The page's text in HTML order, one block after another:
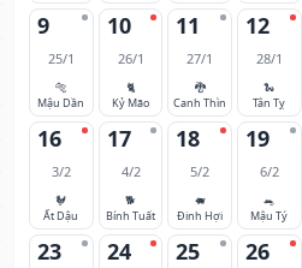
9
25/1
🐅
Mậu Dần
10
26/1
🐈
Kỷ Mão
11
27/1
🐉
Canh Thìn
12
28/1
🐍
Tân Tỵ
16
3/2
🐓
Ất Dậu
17
4/2
🐕
Bính Tuất
18
5/2
🐖
Đinh Hợi
19
6/2
🐀
Mậu Tý
23 24 25 26